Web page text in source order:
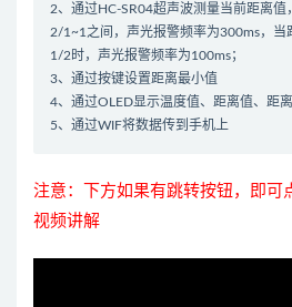
2、通过HC-SR04超声波测量当前距离值
2/1~1之间，声光报警频率为300ms，当
1/2时，声光报警频率为100ms；
3、通过按键设置距离最小值
4、通过OLED显示温度值、距离值、距
5、通过WIF将数据传到手机上
注意：下方如果有跳转按钮，即可
视频讲解